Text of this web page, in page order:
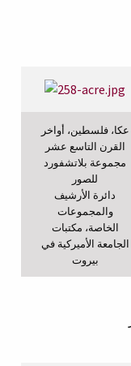
عكا، فلسطين، أواخر
القرن التاسع عشر
مجموعة بلاتشفورد
للصور
دائرة الأرشيف
والمجموعات
الخاصة، مكتبات
الجامعة الأميركية في
بيروت